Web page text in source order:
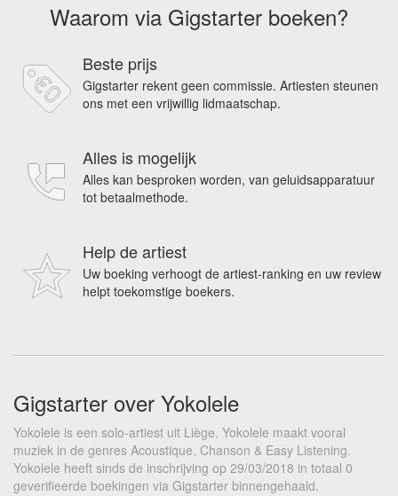
Waarom via Gigstarter boeken?
Beste prijs
Gigstarter rekent geen commissie. Artiesten steunen
ons met een vrijwillig lidmaatschap.
Alles is mogelijk
Alles kan besproken worden, van geluidsapparatuur
tot betaalmethode.
Help de artiest
Uw boeking verhoogt de artiest-ranking en uw review
helpt toekomstige boekers.
Gigstarter over Yokolele
Yokolele is een solo-artiest uit Liège. Yokolele maakt vooral
muziek in de genres Acoustique, Chanson & Easy Listening.
Yokolele heeft sinds de inschrijving op 29/03/2018 in totaal 0
geverifieerde boekingen via Gigstarter binnengehaald.